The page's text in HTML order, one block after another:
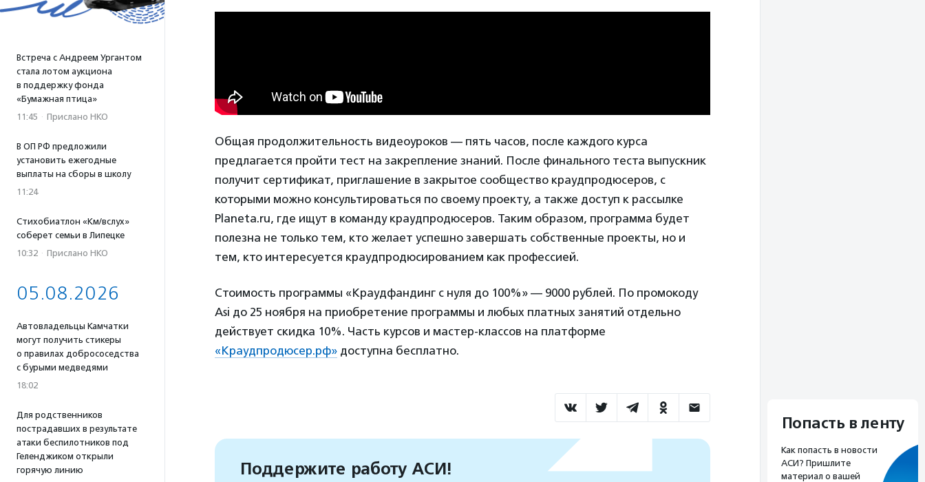
Встреча с Андреем Ургантом
стала лотом аукциона
в поддержку фонда
«Бумажная птица»
11:45 · Прислано НКО
В ОП РФ предложили
установить ежегодные
выплаты на сборы в школу
11:24
Стихобиатлон «Км/вслух»
соберет семьи в Липецке
10:32 · Прислано НКО
05.08.2026
Автовладельцы Камчатки
могут получить стикеры
о правилах добрососедства
с бурыми медведями
18:02
Для родственников
пострадавших в результате
атаки беспилотников под
Геленджиком открыли
горячую линию
Общая продолжительность видеоуроков — пять часов, после каждого курса
предлагается пройти тест на закрепление знаний. После финального теста выпускник
получит сертификат, приглашение в закрытое сообщество краудпродюсеров, с
которыми можно консультироваться по своему проекту, а также доступ к рассылке
Planeta.ru, где ищут в команду краудпродюсеров. Таким образом, программа будет
полезна не только тем, кто желает успешно завершать собственные проекты, но и
тем, кто интересуется краудпродюсированием как профессией.
Стоимость программы «Краудфандинг с нуля до 100%» — 9000 рублей. По промокоду
Asi до 25 ноября на приобретение программы и любых платных занятий отдельно
действует скидка 10%. Часть курсов и мастер-классов на платформе
«Краудпродюсер.рф» доступна бесплатно.
Поддержите работу АСИ!
Попасть в ленту
Как попасть в новости
АСИ? Пришлите
материал о вашей